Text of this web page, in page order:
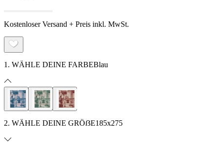
Kostenloser Versand + Preis inkl. MwSt.
1. WÄHLE DEINE FARBEBlau
2. WÄHLE DEINE GRÖẞE185x275